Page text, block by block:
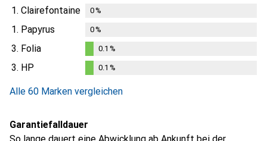
1. Clairefontaine 0%
1. Papyrus 0%
3. Folia
%
0.1 %
3. HP 0.1 %
Alle 60 Marken vergleichen
Garantiefalldauer
So lange dauert eine Abwicklung ab Ankunft bei der